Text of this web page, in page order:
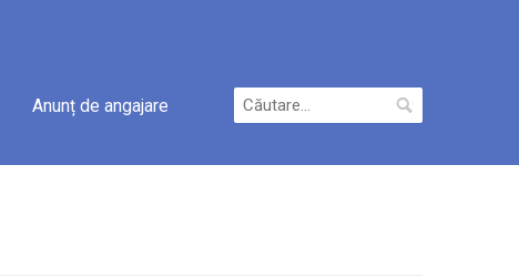
Anunț de angajare
Caută
după: